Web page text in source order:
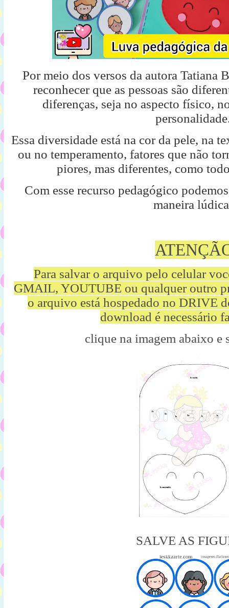
Por meio dos versos da autora Tatiana
reconhecer que as pessoas são
diferenças, seja no aspecto físico,
Essa diversidade está na cor da pele, na
ou no temperamento, fatores que não
piores, mas diferentes, como
Com esse recurso pedagógico
maneira
Para salvar o arquivo pelo celular
GMAIL, YOUTUBE ou qualquer outro
o arquivo está hospedado no DRIVE
download é necessário
clique na imagem abaixo e
SALVE AS